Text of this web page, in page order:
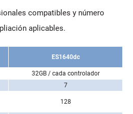
compatibles y número
aplicables.
ES1640dc
32GB / cada controlador
7
128